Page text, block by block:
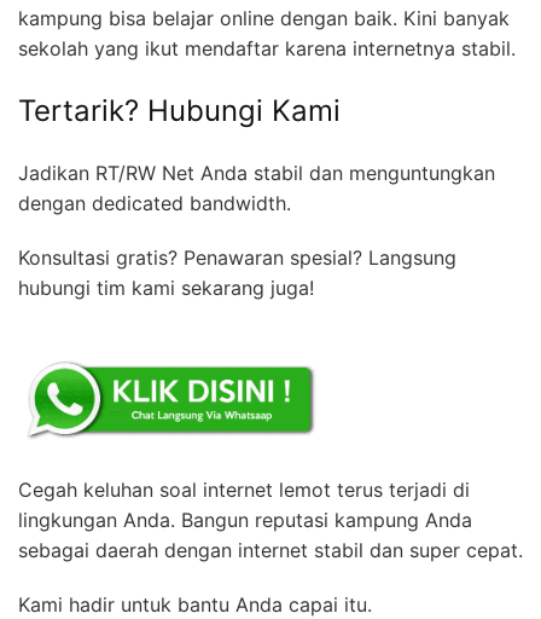
kampung bisa belajar online dengan baik. Kini banyak
sekolah yang ikut mendaftar karena internetnya stabil.
Tertarik? Hubungi Kami
Jadikan RT/RW Net Anda stabil dan menguntungkan
dengan dedicated bandwidth.
Konsultasi gratis? Penawaran spesial? Langsung
hubungi tim kami sekarang juga!
Cegah keluhan soal internet lemot terus terjadi di
lingkungan Anda. Bangun reputasi kampung Anda
sebagai daerah dengan internet stabil dan super cepat.
Kami hadir untuk bantu Anda capai itu.